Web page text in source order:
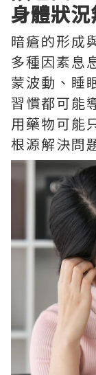
身體狀況
暗瘡的形成
多種因素息
蒙波動、睡
習慣都可能
用藥物可能
根源解決問